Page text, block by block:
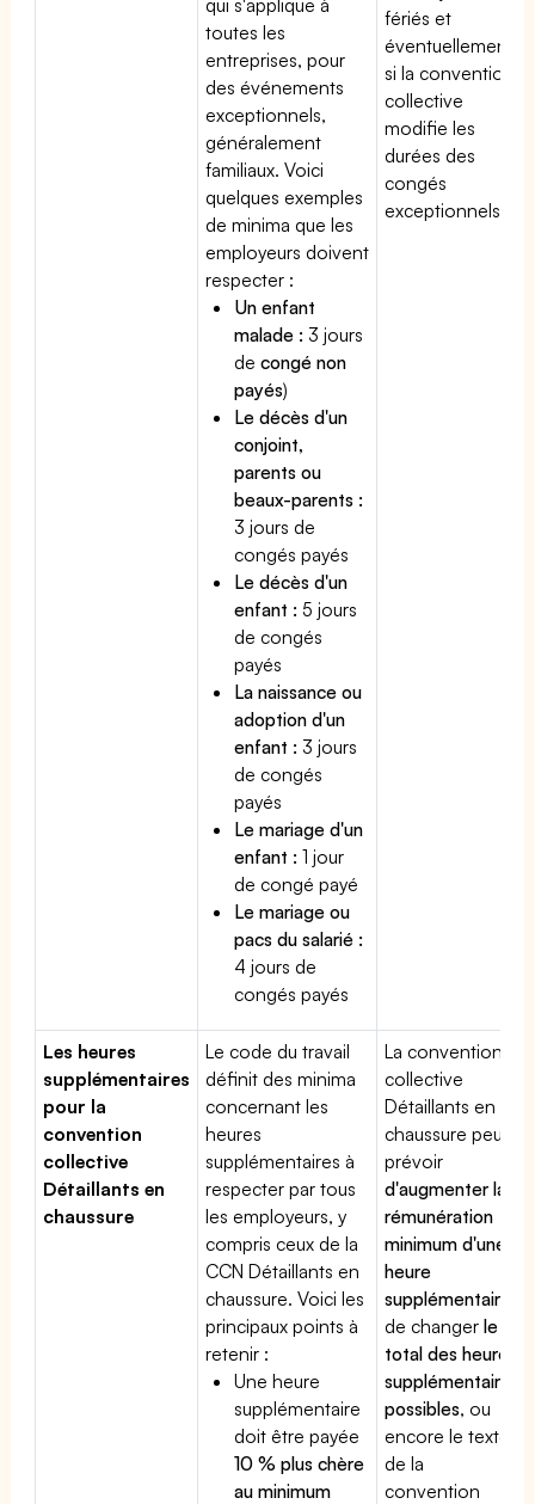
toutes les
entreprises, pour
des événements
exceptionnels,
généralement
familiaux. Voici
quelques exemples
de minima que les
employeurs doivent
respecter :
Un enfant
malade : 3 jours
decongé non
payés)
Le décès d'un
conjoint,
parents ou
beaux-parents :
3 jours de
congés payés
Le décès d'un
enfant : 5 jours
de congés
payés
La naissance ou
adoption d'un
enfant : 3 jours
de congés
payés
Le mariage d'un
enfant : 1 jour
de congé payé
Le mariage ou
pacs du salarié :
4 jours de
congés payés
fériés et
éventuellement
si la convention
collective
modifie les
durées des
congés
exceptionnels.
Les heures
supplémentaires
pour la
convention
collective
Détaillants en
chaussure
Le code du travail
définit des minima
concernant les
heures
supplémentaires à
respecter par tous
les employeurs, y
compris ceux de la
CCN Détaillants en
chaussure. Voici les
principaux points à
retenir :
Une heure
supplémentaire
doit être payée
10 % plus chère
au minimum
La convention
collective
Détaillants en
chaussure peut
prévoir
d'augmenter la
rémunération
minimum d'une
heure
supplémentaire
de changerle
total des heures
supplémentaires
possibles, ou
encore le texte
de la
convention